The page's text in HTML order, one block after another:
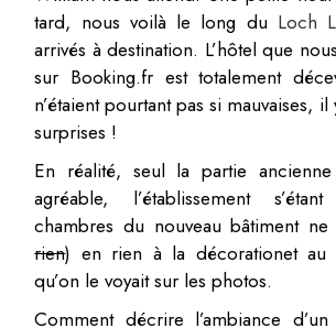
tard, nous voilà le long du Loch
arrivés à destination. L’hôtel que
sur Booking.fr est totalement
n’étaient pourtant pas si mauvaises,
surprises !
En réalité, seul la partie
agréable, l’établissement
chambres du nouveau bâtiment
rien) en rien à la décorationet au
qu’on le voyait sur les photos.
Comment décrire l’ambiance